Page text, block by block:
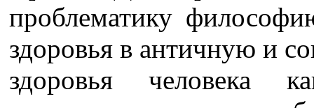
проблематику
здоровья в античную и
здоровья человека